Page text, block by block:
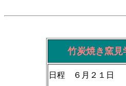
竹炭焼き窯見
日程 ６月２１日